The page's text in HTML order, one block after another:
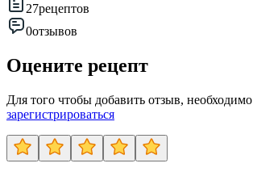
27рецептов
0отзывов
Оцените рецепт
Для того чтобы добавить отзыв, необходимо
зарегистрироваться